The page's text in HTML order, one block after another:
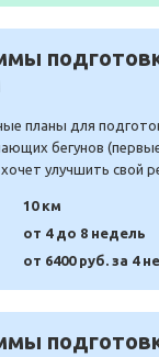
планы для
бегунов
улучшить свой
10 км
от 4 до 8 недель
от 6400 руб. за 4